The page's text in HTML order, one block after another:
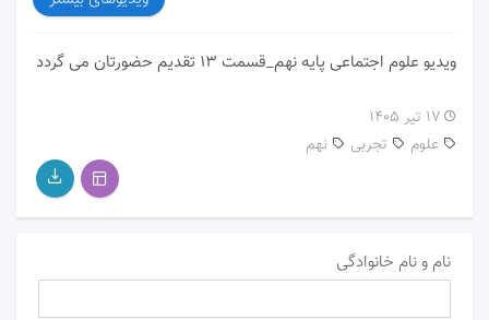
ویدیو علوم اجتماعی پایه نهم_قسمت 13 تقدیم حضورتان می گردد
۱۷ تیر ۱۴۰۵
تجربی
علوم نهم
نام و نام خانوادگی